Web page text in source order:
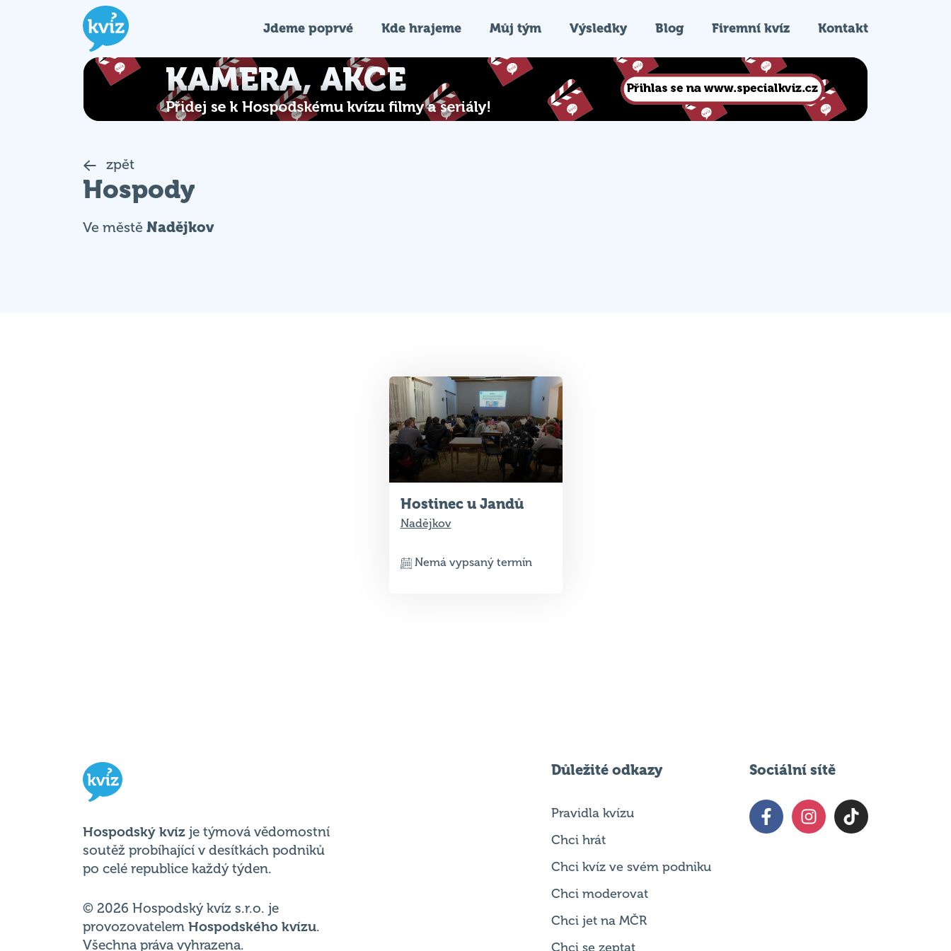
Jdeme poprvé Kde hrajeme Můj tým Výsledky Blog Firemní kvíz Kontakt
zpět
Hospody
Ve městě Nadějkov
Hostinec u Jandů
Nadějkov
Nemá vypsaný termín
Hospodský kvíz je týmová vědomostní
soutěž probíhající v desítkách podniků
po celé republice každý týden.
© 2026 Hospodský kvíz s.r.o. je
provozovatelem Hospodského kvízu.
Všechna práva vyhrazena.
Důležité odkazy
Pravidla kvízu
Chci hrát
Chci kvíz ve svém podniku
Chci moderovat
Chci jet na MČR
Chci se zeptat
Sociální sítě